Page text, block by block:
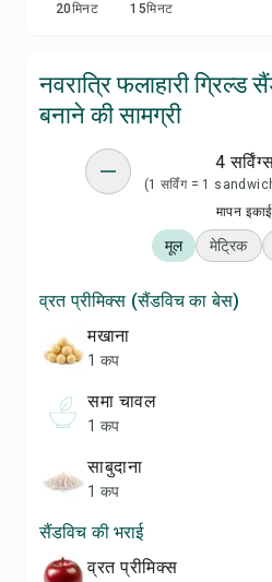
20मिनट
15मिनट
नवरात्रि फलाहारी ग्रिल्ड
बनाने की सामग्री
4
(1 सर्विंग = 1
मापन इकाई
मूल मेट्रिक
व्रत प्रीमिक्स (सैंडविच का बेस)
मखाना
1 कप
समा चावल
1 कप
साबुदाना
1 कप
सैंडविच की भराई
व्रत प्रीमिक्स